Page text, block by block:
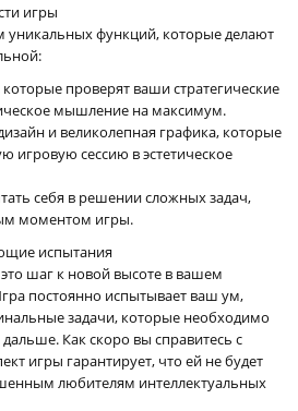
игры
уникальных функций, которые делают
проверят ваши стратегические
мышление на максимум.
и великолепная графика, которые
игровую сессию в эстетическое
себя в решении сложных задач,
моментом игры.
испытания
шаг к новой высоте в вашем
постоянно испытывает ваш ум,
задачи, которые необходимо
Как скоро вы справитесь с
игры гарантирует, что ей не будет
любителям интеллектуальных